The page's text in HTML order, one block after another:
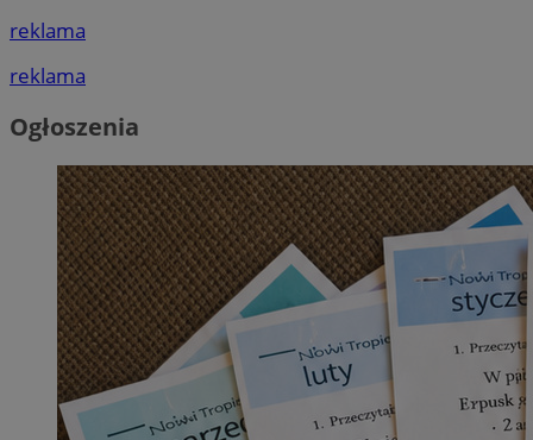
reklama
reklama
Ogłoszenia